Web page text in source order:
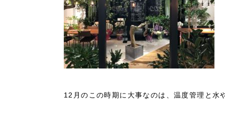
12月のこの時期に大事なのは、温度管理と水